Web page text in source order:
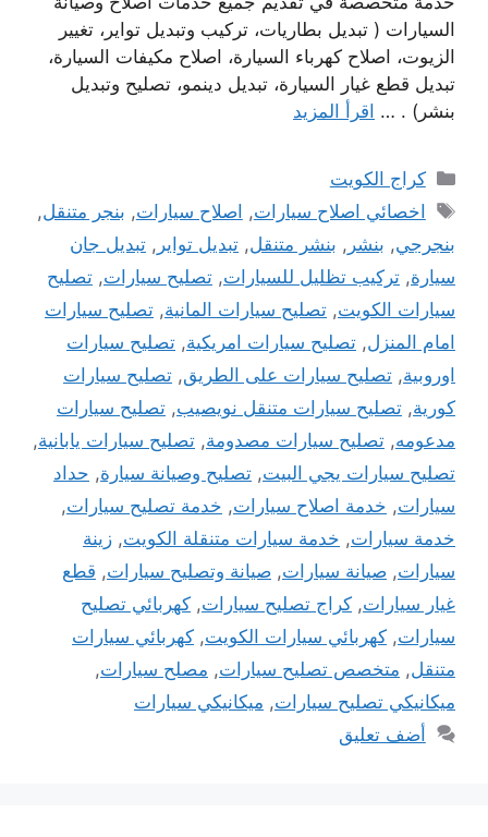
السيارات ( تبديل بطاريات، تركيب وتبديل تواير، تغيير
الزيوت، اصلاح كهرباء السيارة، اصلاح مكيفات السيارة،
تبديل قطع غيار السيارة، تبديل دينمو، تصليح وتبديل
بنشر) . … اقرأ المزيد
التصنيفات
كراج الكويت
الوسوم
اخصائي اصلاح سيارات, اصلاح سيارات, بنجر متنقل,
بنجرجي, بنشر , بنشر متنقل, تبديل تواير , تبديل جان
سيارة, تركيب تظليل للسيارات, تصليح سيارات, تصليح
سيارات الكويت, تصليح سيارات المانية, تصليح سيارات
امام المنزل, تصليح سيارات امريكية, تصليح سيارات
اوروبية, تصليح سيارات على الطريق, تصليح سيارات
كورية, تصليح سيارات متنقل نويصيب, تصليح سيارات
مدعومه, تصليح سيارات مصدومة, تصليح سيارات يابانية,
تصليح سيارات يجي البيت, تصليح وصيانة سيارة, حداد
سيارات, خدمة اصلاح سيارات, خدمة تصليح سيارات,
خدمة سيارات, خدمة سيارات متنقلة الكويت, زينة
سيارات, صيانة سيارات, صيانة وتصليح سيارات, قطع
غيار سيارات, كراج تصليح سيارات, كهربائي تصليح
سيارات, كهربائي سيارات الكويت, كهربائي سيارات
متنقل, متخصص تصليح سيارات, مصلح سيارات,
ميكانيكي تصليح سيارات, ميكانيكي سيارات
أضف تعليق